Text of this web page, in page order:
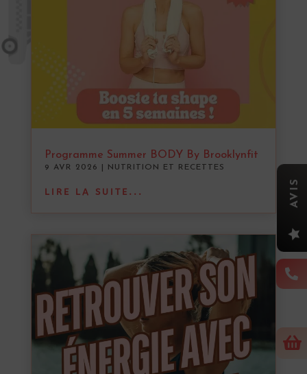
Programme Summer BODY By Brooklynfit
9 AVR 2026 NUTRITION ET RECETTES
LIRE LA SUITE...



AVIS